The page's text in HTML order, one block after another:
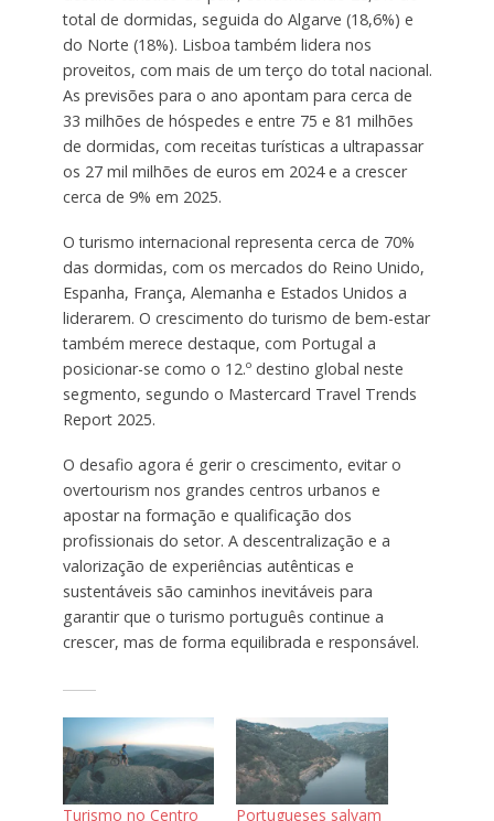
total de dormidas, seguida do Algarve (18,6%) e
do Norte (18%). Lisboa também lidera nos
proveitos, com mais de um terço do total nacional.
As previsões para o ano apontam para cerca de
33 milhões de hóspedes e entre 75 e 81 milhões
de dormidas, com receitas turísticas a ultrapassar
os 27 mil milhões de euros em 2024 e a crescer
cerca de 9% em 2025.
O turismo internacional representa cerca de 70%
das dormidas, com os mercados do Reino Unido,
Espanha, França, Alemanha e Estados Unidos a
liderarem. O crescimento do turismo de bem-estar
também merece destaque, com Portugal a
posicionar-se como o 12.º destino global neste
segmento, segundo o Mastercard Travel Trends
Report 2025.
O desafio agora é gerir o crescimento, evitar o
overtourism nos grandes centros urbanos e
apostar na formação e qualificação dos
profissionais do setor. A descentralização e a
valorização de experiências autênticas e
sustentáveis são caminhos inevitáveis para
garantir que o turismo português continue a
crescer, mas de forma equilibrada e responsável.
Turismo no Centro Portugueses salvam